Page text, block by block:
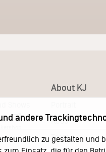
About KJ
KJ60
Team
andere
zu gestalten und